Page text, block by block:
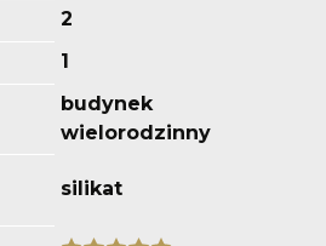
2
1
budynek
wielorodzinny
silikat